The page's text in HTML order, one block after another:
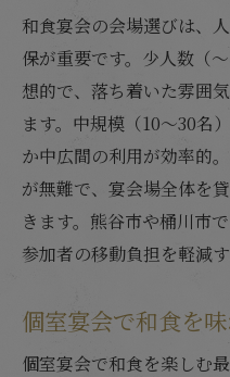
和食宴会の会場選びは、
保が重要です。少人数（
想的で、落ち着いた雰囲
ます。中規模（10〜30名
か中広間の利用が効率的
が無難で、宴会場全体を
きます。熊谷市や桶川市
参加者の移動負担を軽減
個室宴会で和食を
個室宴会で和食を楽しむ